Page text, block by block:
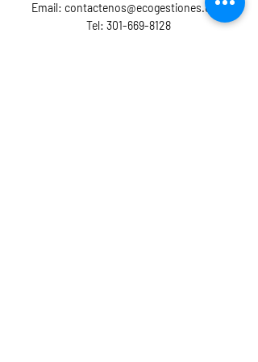
Email: contactenos@ecogestiones.com
Tel: 301-669-8128